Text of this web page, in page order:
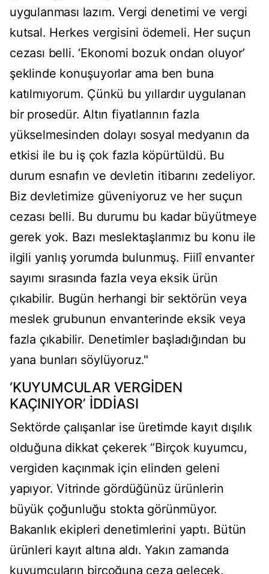
uygulanması lazım. Vergi denetimi ve vergi
kutsal. Herkes vergisini ödemeli. Her suçun
cezası belli. ‘Ekonomi bozuk ondan oluyor’
şeklinde konuşuyorlar ama ben buna
katılmıyorum. Çünkü bu yıllardır uygulanan
bir prosedür. Altın fiyatlarının fazla
yükselmesinden dolayı sosyal medyanın da
etkisi ile bu iş çok fazla köpürtüldü. Bu
durum esnafın ve devletin itibarını zedeliyor.
Biz devletimize güveniyoruz ve her suçun
cezası belli. Bu durumu bu kadar büyütmeye
gerek yok. Bazı meslektaşlarımız bu konu ile
ilgili yanlış yorumda bulunmuş. Fiilî envanter
sayımı sırasında fazla veya eksik ürün
çıkabilir. Bugün herhangi bir sektörün veya
meslek grubunun envanterinde eksik veya
fazla çıkabilir. Denetimler başladığından bu
yana bunları söylüyoruz."
‘KUYUMCULAR VERGİDEN
KAÇINIYOR’ İDDİASI
Sektörde çalışanlar ise üretimde kayıt dışılık
olduğuna dikkat çekerek “Birçok kuyumcu,
vergiden kaçınmak için elinden geleni
yapıyor. Vitrinde gördüğünüz ürünlerin
büyük çoğunluğu stokta görünmüyor.
Bakanlık ekipleri denetimlerini yaptı. Bütün
ürünleri kayıt altına aldı. Yakın zamanda
kuyumcuların birçoğuna ceza gelecek.